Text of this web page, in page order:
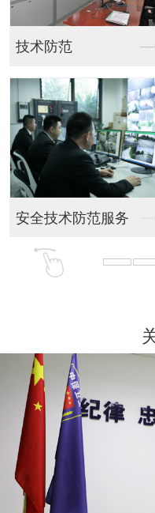
技术防范
安全技术防范服务